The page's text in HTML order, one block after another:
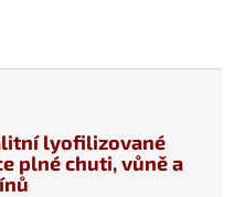
lyofilizované
plné chuti, vůně a